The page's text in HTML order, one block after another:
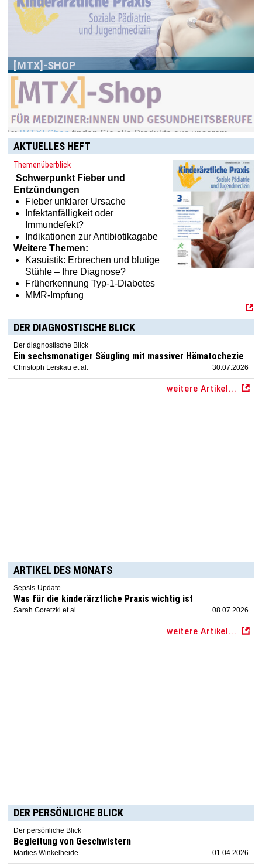
finden Sie alle Produkte aus unserem
Verlagsprogramm: Bücher, Zeitschriften oder
Schulungsprogramme sowie praktische Accessoires.
AKTUELLES HEFT
Themenüberblick
Schwerpunkt Fieber und
Entzündungen
Fieber unklarer Ursache
Infektanfälligkeit oder
Immundefekt?
Indikationen zur Antibiotikagabe
Weitere Themen:
Kasuistik: Erbrechen und blutige
Stühle – Ihre Diagnose?
Früherkennung Typ-1-Diabetes
MMR-Impfung
DER DIAGNOSTISCHE BLICK
Der diagnostische Blick
Ein sechsmonatiger Säugling mit massiver Hämatochezie
Christoph Leiskau et al. 30.07.2026
weitere Artikel...
ARTIKEL DES MONATS
Sepsis-Update
Was für die kinderärztliche Praxis wichtig ist
Sarah Goretzki et al. 08.07.2026
weitere Artikel...
DER PERSÖNLICHE BLICK
Der persönliche Blick
Begleitung von Geschwistern
Marlies Winkelheide 01.04.2026